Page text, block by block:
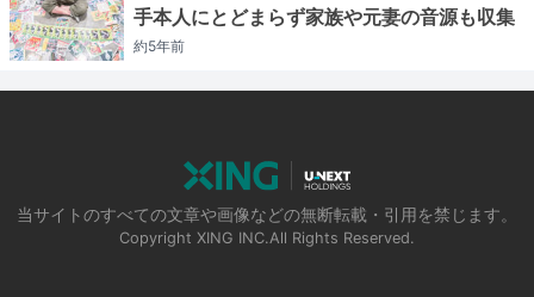
手本人にとどまらず家族や元妻の音源も収集
約5年前
当サイトのすべての文章や画像などの無断転載・引用を禁じます。
Copyright XING INC.All Rights Reserved.